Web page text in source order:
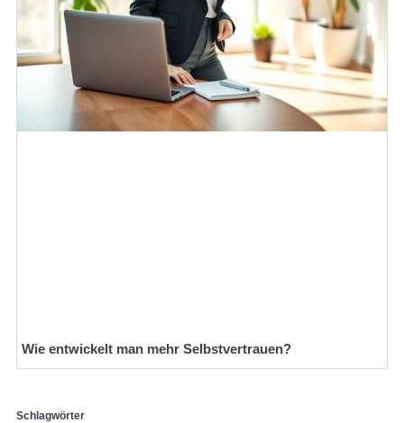
Wie entwickelt man mehr Selbstvertrauen?
Schlagwörter